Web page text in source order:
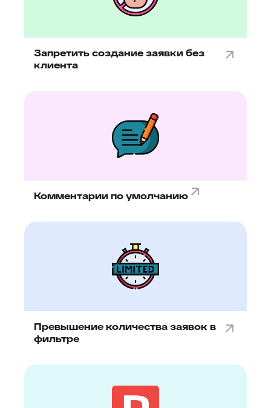
Запретить создание заявки без
клиента
Комментарии по умолчанию
Превышение количества заявок в
фильтре